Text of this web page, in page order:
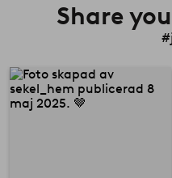
Share